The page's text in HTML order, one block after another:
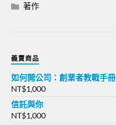
著作
義賣商品
如何開公司：創業者教戰手冊
NT$1,000
信託與你
NT$1,000